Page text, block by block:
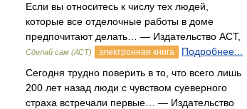
Если вы относитесь к числу тех людей,
которые все отделочные работы в доме
предпочитают делать… — Издательство АСТ,
Сделай сам (АСТ) электронная книга Подробнее...
Сегодня трудно поверить в то, что всего лишь
200 лет назад люди с чувством суеверного
страха встречали первые… — Издательство